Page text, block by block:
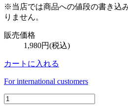
※当店では商品への値段の書き込
りません。
販売価格
1,980円(税込)
カートに入れる
For international customers